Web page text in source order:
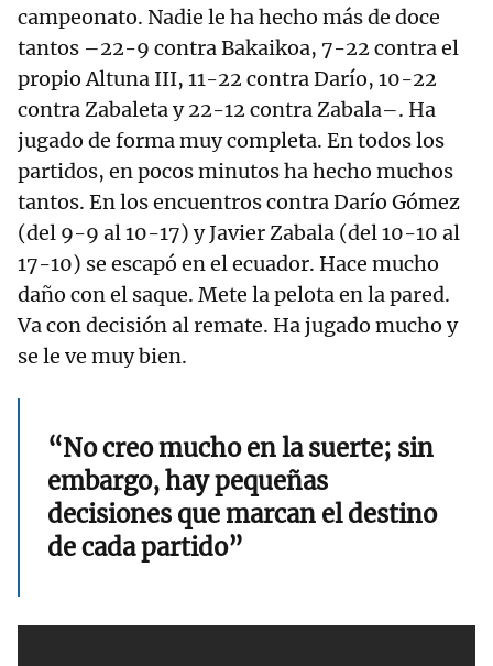
campeonato. Nadie le ha hecho más de doce
tantos –22-9 contra Bakaikoa, 7-22 contra el
propio Altuna III, 11-22 contra Darío, 10-22
contra Zabaleta y 22-12 contra Zabala–. Ha
jugado de forma muy completa. En todos los
partidos, en pocos minutos ha hecho muchos
tantos. En los encuentros contra Darío Gómez
(del 9-9 al 10-17) y Javier Zabala (del 10-10 al
17-10) se escapó en el ecuador. Hace mucho
daño con el saque. Mete la pelota en la pared.
Va con decisión al remate. Ha jugado mucho y
se le ve muy bien.
“No creo mucho en la suerte; sin
embargo, hay pequeñas
decisiones que marcan el destino
de cada partido”